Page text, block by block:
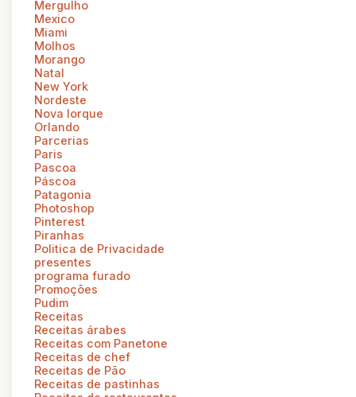
Mergulho
Mexico
Miami
Molhos
Morango
Natal
New York
Nordeste
Nova Iorque
Orlando
Parcerias
Paris
Pascoa
Páscoa
Patagonia
Photoshop
Pinterest
Piranhas
Politica de Privacidade
presentes
programa furado
Promoções
Pudim
Receitas
Receitas árabes
Receitas com Panetone
Receitas de chef
Receitas de Pão
Receitas de pastinhas